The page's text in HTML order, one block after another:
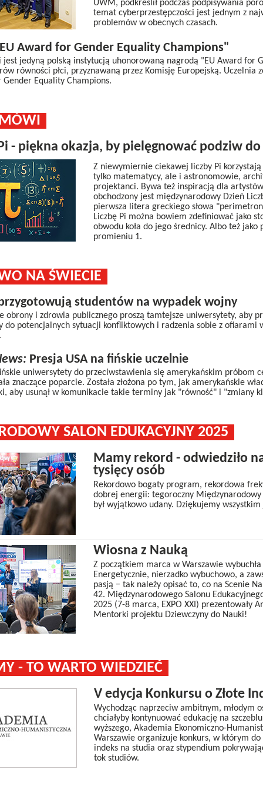
UWM, podkreślił podczas podpisywania
temat cyberprzestępczości jest jednym z
problemów w obecnych czasach.
Award for Gender Equality Champions"
jest jedyną polską instytucją uhonorowaną nagrodą "EU Award for
równości płci, przyznawaną przez Komisję Europejską. Uczelnia
Equality Champions.
- piękna okazja, by pielęgnować podziw
Z niewymiernie ciekawej liczby Pi
tylko matematycy, ale i astronomowie,
projektanci. Bywa też inspiracją dla
obchodzony jest międzynarodowy Dzień
pierwsza litera greckiego słowa
Liczbę Pi można bowiem zdefiniować jako
obwodu koła do jego średnicy. Albo też jako
promieniu 1.
NA ŚWIECIE
studentów na wypadek wojny
obrony i zdrowia publicznego proszą tamtejsze uniwersytety, aby
do potencjalnych sytuacji konfliktowych i radzenia sobie z ofiarami
Presja USA na fińskie uczelnie
uniwersytety do przeciwstawienia się amerykańskim próbom
znaczące poparcie. Została złożona po tym, jak amerykańskie
aby usunął w komunikacie takie terminy jak "równość" i "zmiany
SALON EDUKACYJNY 2025
Mamy rekord - odwiedziło
tysięcy osób
Rekordowo bogaty program, rekordowa
dobrej energii: tegoroczny Międzynarodowy
był wyjątkowo udany. Dziękujemy
Wiosna z Nauką
Z początkiem marca w Warszawie
Energetycznie, nierzadko wybuchowo, a
pasją − tak należy opisać to, co na Scenie
42. Międzynarodowego Salonu
2025 (7-8 marca, EXPO XXI) prezentowały
Mentorki projektu Dziewczyny do Nauki!
- TO WARTO WIEDZIEĆ
V edycja Konkursu o Złote
Wychodząc naprzeciw ambitnym, młodym
chciałyby kontynuować edukację na
wyższego, Akademia Ekonomiczno-
Warszawie organizuje konkurs, w którym
indeks na studia oraz stypendium
tok studiów.